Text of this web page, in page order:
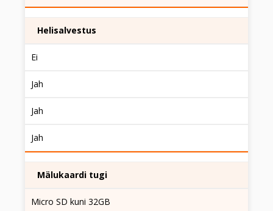
Helisalvestus
Ei
Jah
Jah
Jah
Mälukaardi tugi
Micro SD kuni 32GB